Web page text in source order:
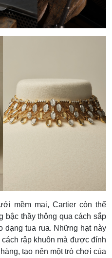
mềm mại, Cartier còn thể
bậc thầy thông qua cách sắp
dạng tua rua. Những hạt này
rập khuôn mà được đính
tạo nên một trò chơi của